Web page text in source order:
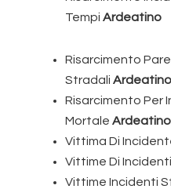
TempiArdeatino
Risarcimento
StradaliArdeatino
Risarcimento Per
MortaleArdeatino
Vittima Di
Vittime Di
Vittime Incidenti